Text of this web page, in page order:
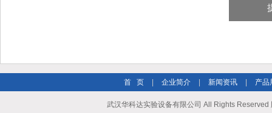
首 页 企业简介 新闻资讯 产品
武汉华科达实验设备有限公司 All Rights Reserved